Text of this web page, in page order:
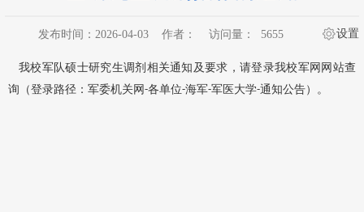
发布时间：2026-04-03 作者： 访问量： 5655 设置
我校军队硕士研究生调剂相关通知及要求，请登录我校军网网站查
询（登录路径：军委机关网 -各单位-海军-军医大学-通知公告）。